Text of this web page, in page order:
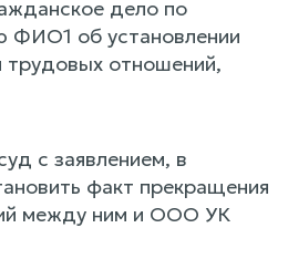
дело по
ФИО1 об установлении
трудовых отношений,
с заявлением, в
факт прекращения
между ним и ООО УК